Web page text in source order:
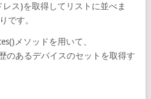
ス)を取得してリストに並べま
です。
メソッドを用いて、
のあるデバイスのセットを取得す